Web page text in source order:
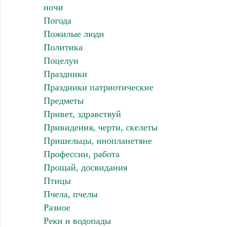
ночи
Погода
Пожилые люди
Политика
Поцелуи
Праздники
Праздники патриотические
Предметы
Привет, здравствуй
Привидения, черти, скелеты
Пришельцы, инопланетяне
Профессии, работа
Прощай, досвидания
Птицы
Пчела, пчелы
Разное
Реки и водопады